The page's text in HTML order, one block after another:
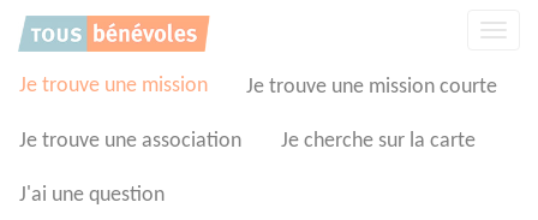
Je trouve une mission Je trouve une mission courte
Je trouve une association Je cherche sur la carte
J'ai une question
Panneau de gestion des cookies